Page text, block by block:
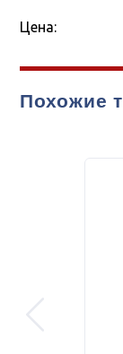
Цена:
Похожие